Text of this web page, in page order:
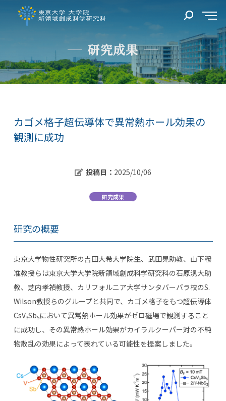
研究成果
カゴメ格子超伝導体で異常熱ホール効果の
観測に成功
投稿日： 2025/10/06
研究成果
研究の概要
東京大学物性研究所の吉田大希大学院生、武田晃助教、山下穣
准教授らは東京大学大学院新領域創成科学研究科の石原滉大助
教、芝内孝禎教授、カリフォルニア大学サンタバーバラ校のS.
Wilson教授らのグループと共同で、カゴメ格子をもつ超伝導体
CsV3Sb5において異常熱ホール効果がゼロ磁場で観測すること
に成功し、その異常熱ホール効果がカイラルクーパー対の不純
物散乱の効果によって表れている可能性を提案しました。